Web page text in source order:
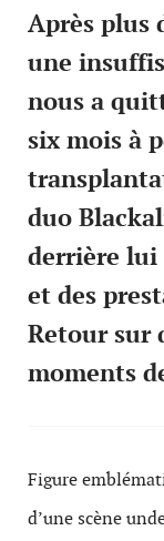
Après plus
une
nous a
six mois à
duo
derrière lui
et des
Retour sur
moments
Figure
d’une scène